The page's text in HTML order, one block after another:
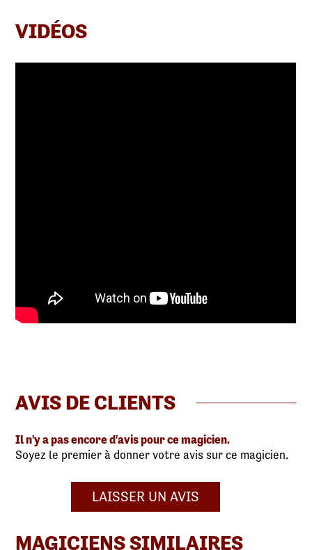
VIDÉOS
AVIS DE CLIENTS
Il n'y a pas encore d'avis pour ce magicien.
Soyez le premier à donner votre avis sur ce magicien.
LAISSER UN AVIS
MAGICIENS SIMILAIRES